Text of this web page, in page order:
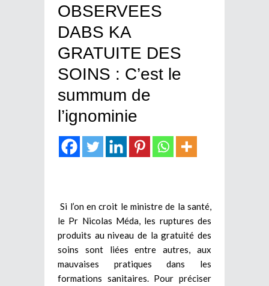
OBSERVEES
DABS KA
GRATUITE DES
SOINS : C’est le
summum de
l’ignominie
Si l’on en croit le ministre de la santé,
le Pr Nicolas Méda, les ruptures des
produits au niveau de la gratuité des
soins sont liées entre autres, aux
mauvaises pratiques dans les
formations sanitaires. Pour préciser